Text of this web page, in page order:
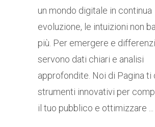
un mondo digitale in continua
evoluzione, le intuizioni non
più. Per emergere e
servono dati chiari e analisi
approfondite. Noi di Pagina ti
strumenti innovativi per
il tuo pubblico e ottimizzare